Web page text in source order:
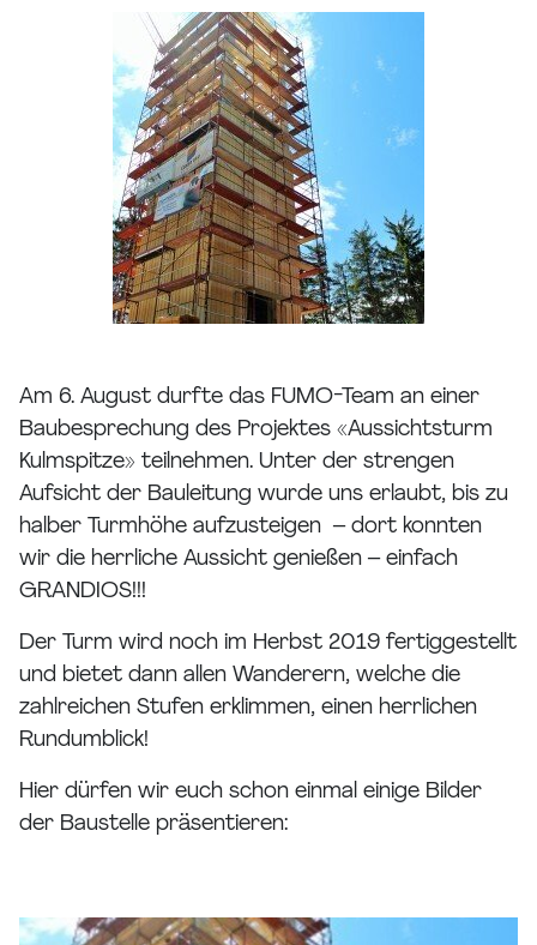
Am 6. August durfte das FUMO-Team an einer
Baubesprechung des Projektes «Aussichtsturm
Kulmspitze» teilnehmen. Unter der strengen
Aufsicht der Bauleitung wurde uns erlaubt, bis zu
halber Turmhöhe aufzusteigen – dort konnten
wir die herrliche Aussicht genießen – einfach
GRANDIOS!!!
Der Turm wird noch im Herbst 2019 fertiggestellt
und bietet dann allen Wanderern, welche die
zahlreichen Stufen erklimmen, einen herrlichen
Rundumblick!
Hier dürfen wir euch schon einmal einige Bilder
der Baustelle präsentieren: